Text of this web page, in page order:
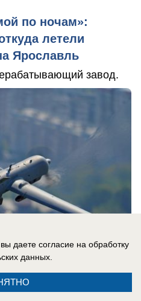
по ночам»:
летели
Ярославль
завод.
даете согласие на обработку
данных.